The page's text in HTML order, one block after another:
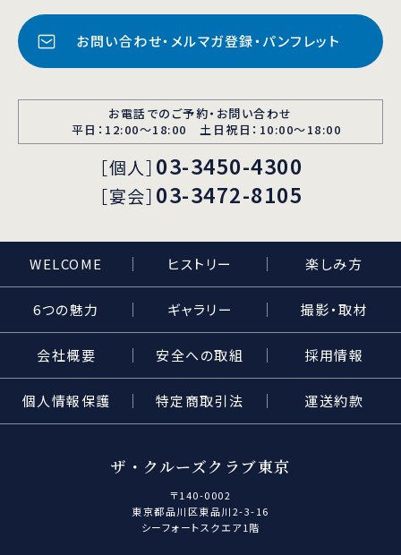
お問い合わせ・メルマガ登録・パンフレット
お電話でのご予約・お問い合わせ
平日：12:00〜18:00 土日祝日：10:00～18:00
［個人］ 03-3450-4300
［宴会］ 03-3472-8105
WELCOME ヒストリー 楽しみ方
6つの魅力 ギャラリー 撮影・取材
会社概要 安全への取組 採用情報
個人情報保護 特定商取引法 運送約款
ザ・クルーズクラブ東京
〒140-0002
東京都品川区東品川2-3-16
シーフォートスクエア1階